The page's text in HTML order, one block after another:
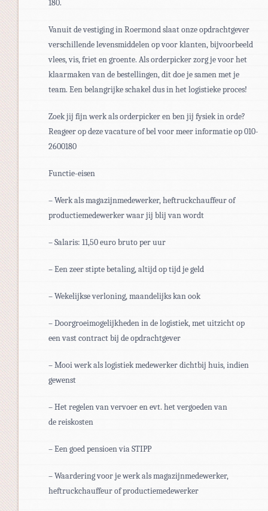
180.
Vanuit de vestiging in Roermond slaat onze opdrachtgever
verschillende levensmiddelen op voor klanten, bijvoorbeeld
vlees, vis, friet en groente. Als orderpicker zorg je voor het
klaarmaken van de bestellingen, dit doe je samen met je
team. Een belangrijke schakel dus in het logistieke proces!
Zoek jij fijn werk als orderpicker en ben jij fysiek in orde?
Reageer op deze vacature of bel voor meer informatie op 010-
2600180
Functie-eisen
– Werk als magazijnmedewerker, heftruckchauffeur of
productiemedewerker waar jij blij van wordt
– Salaris: 11,50 euro bruto per uur
– Een zeer stipte betaling, altijd op tijd je geld
– Wekelijkse verloning, maandelijks kan ook
– Doorgroeimogelijkheden in de logistiek, met uitzicht op
een vast contract bij de opdrachtgever
– Mooi werk als logistiek medewerker dichtbij huis, indien
gewenst
– Het regelen van vervoer en evt. het vergoeden van
de reiskosten
– Een goed pensioen via STIPP
– Waardering voor je werk als magazijnmedewerker,
heftruckchauffeur of productiemedewerker